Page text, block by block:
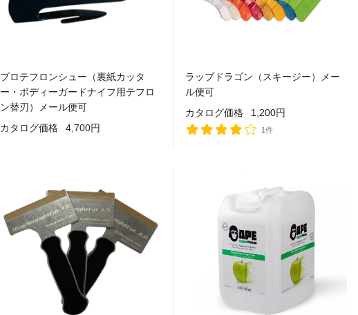
プロテフロンシュー（裏紙カッタ
ー・ボディーガードナイフ用テフロ
ン替刃）メール便可
カタログ価格
4,700円
ラップドラゴン（スキージー）メー
ル便可
カタログ価格
1,200円
1件